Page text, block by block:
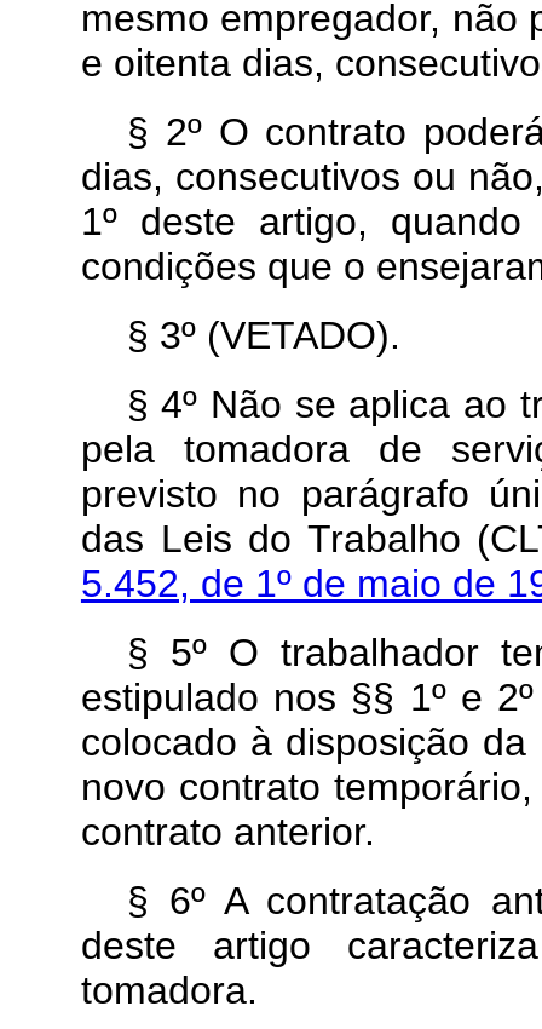
mesmo empregador, não
e oitenta dias,
§ 2º O contrato
dias, consecutivos ou
1º deste artigo,
condições que o
§ 3º (VETADO).
§ 4º Não se aplica ao
pela tomadora de
previsto no parágrafo
das Leis do Trabalho
5.452, de 1º de maio de
§ 5º O trabalhador
estipulado nos §§ 1º e
colocado à disposição
novo contrato
contrato anterior.
§ 6º A contratação
deste artigo
tomadora.